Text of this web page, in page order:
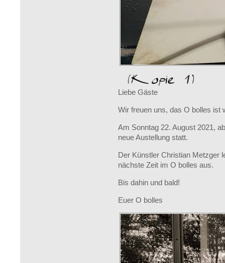
Liebe Gäste
Wir freuen uns, das O bolles ist
Am Sonntag 22. August 2021,
neue Austellung statt.
Der Künstler Christian Metzger
nächste Zeit im O bolles aus.
Bis dahin und bald!
Euer O bolles